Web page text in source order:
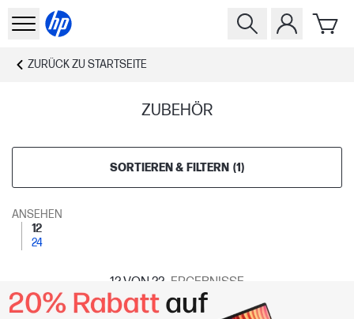
ZURÜCK ZU STARTSEITE
ZUBEHÖR
SORTIEREN & FILTERN (1)
ANSEHEN
12
24
12VON 22 ERGEBNISSE